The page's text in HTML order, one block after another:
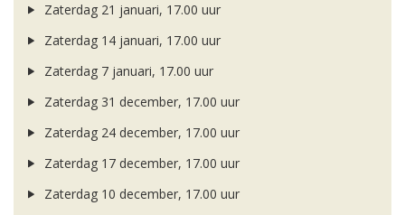
Zaterdag 21 januari, 17.00 uur
Zaterdag 14 januari, 17.00 uur
Zaterdag 7 januari, 17.00 uur
Zaterdag 31 december, 17.00 uur
Zaterdag 24 december, 17.00 uur
Zaterdag 17 december, 17.00 uur
Zaterdag 10 december, 17.00 uur